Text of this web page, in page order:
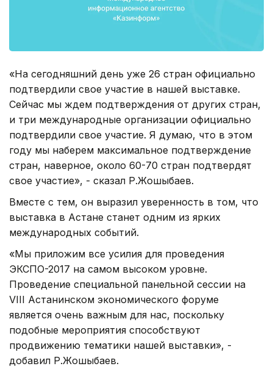
«На сегодняшний день уже 26 стран официально
подтвердили свое участие в нашей выставке.
Сейчас мы ждем подтверждения от других стран,
и три международные организации официально
подтвердили свое участие. Я думаю, что в этом
году мы наберем максимальное подтверждение
стран, наверное, около 60-70 стран подтвердят
свое участие», - сказал Р.Жошыбаев.
Вместе с тем, он выразил уверенность в том, что
выставка в Астане станет одним из ярких
международных событий.
«Мы приложим все усилия для проведения
ЭКСПО-2017 на самом высоком уровне.
Проведение специальной панельной сессии на
VIII Астанинском экономического форуме
является очень важным для нас, поскольку
подобные мероприятия способствуют
продвижению тематики нашей выставки», -
добавил Р.Жошыбаев.